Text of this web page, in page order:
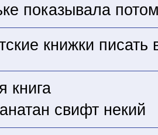
показывала
книжки писать
книга
свифт некий